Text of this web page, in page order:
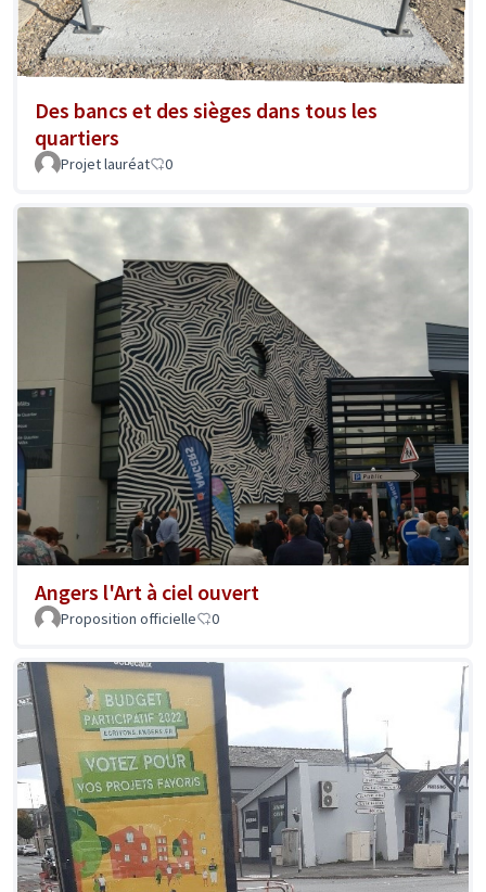
Des bancs et des sièges dans tous les
quartiers
Projet lauréat 0
Angers l'Art à ciel ouvert
Proposition officielle 0